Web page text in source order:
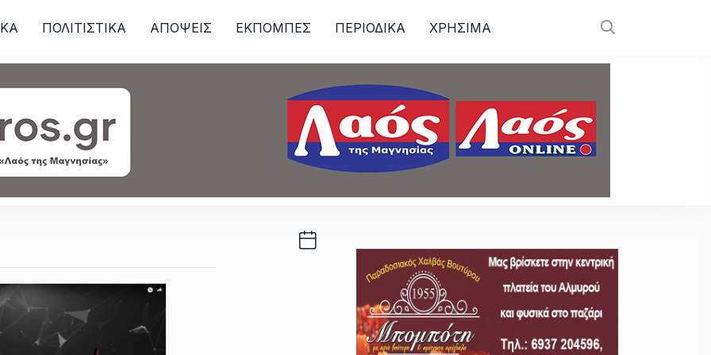
ΠΟΛΙΤΙΣΤΙΚΑ ΑΠΟΨΕΙΣ ΕΚΠΟΜΠΕΣ ΠΕΡΙΟΔΙΚΑ ΧΡΗΣΙΜΑ